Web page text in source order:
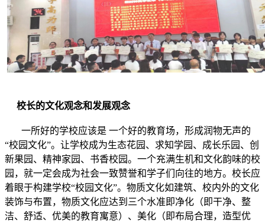
校长的文化观念和发展观念
一所好的学校应该是 一个好的教育场，形成润物无声的
“校园文化”。让学校成为生态花园、求知学园、成长乐园、创
新果园、精神家园、书香校园。一个充满生机和文化韵味的校
园，就一定会成为社会一致赞誉和学子们向往的地方。校长应
着眼于构建学校“校园文化”。物质文化如建筑、校内外的文化
装饰与布置，物质文化应达到三个水准即净化（即干净、整
洁、舒适、优美的教育寓意）、美化（即布局合理，造型优